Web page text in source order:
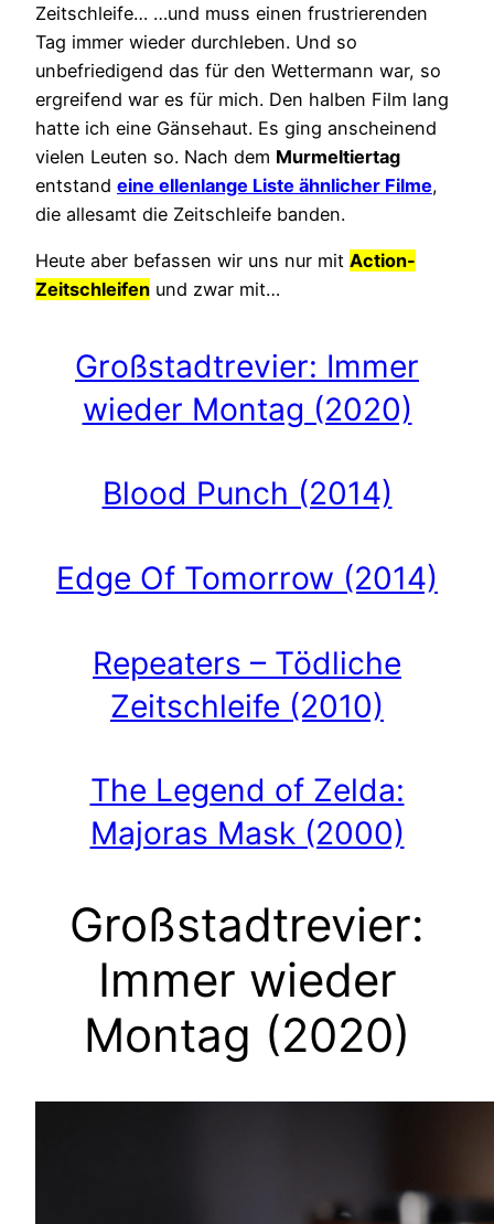
Zeitschleife… …und muss einen frustrierenden
Tag immer wieder durchleben. Und so
unbefriedigend das für den Wettermann war, so
ergreifend war es für mich. Den halben Film lang
hatte ich eine Gänsehaut. Es ging anscheinend
vielen Leuten so. Nach dem Murmeltiertag
entstand eine ellenlange Liste ähnlicher Filme,
die allesamt die Zeitschleife banden.
Heute aber befassen wir uns nur mit Action-
Zeitschleifen und zwar mit…
Großstadtrevier: Immer
wieder Montag (2020)
Blood Punch (2014)
Edge Of Tomorrow (2014)
Repeaters – Tödliche
Zeitschleife (2010)
The Legend of Zelda:
Majoras Mask (2000)
Großstadtrevier:
Immer wieder
Montag (2020)